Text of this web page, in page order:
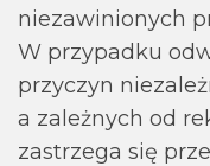
niezawinionych
W przypadku
przyczyn
a zależnych od
zastrzega się